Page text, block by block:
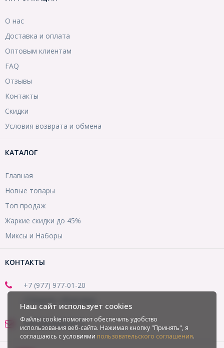
О нас
Доставка и оплата
Оптовым клиентам
FAQ
Отзывы
Контакты
Скидки
Условия возврата и обмена
КАТАЛОГ
Главная
Новые товары
Топ продаж
Жаркие скидки до 45%
Миксы и Наборы
КОНТАКТЫ
+7 (977) 977-01-20
office@mirbusin.ru
Наш сайт использует cookies
Файлы cookie помогают обеспечить удобство
использования веб-сайта. Нажимая кнопку "Принять", я
соглашаюсь с условиями пользовательского соглашения.